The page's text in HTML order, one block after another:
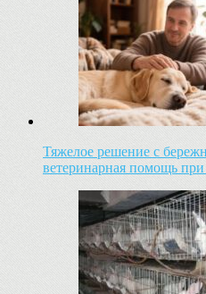
Тяжелое решение с
ветеринарная помощь